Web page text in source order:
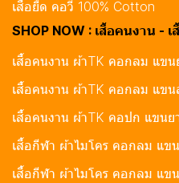
เสื้อยืด คอวี 100% Cotton
SHOP NOW : เสื้อคนงาน -
เสื้อคนงาน ผ้าTK คอกลม แขน
เสื้อคนงาน ผ้าTK คอกลม แขน
เสื้อคนงาน ผ้าTK คอปก แขนย
เสื้อกีฬา ผ้าไมโคร คอกลม แข
เสื้อกีฬา ผ้าไมโคร คอกลม แข